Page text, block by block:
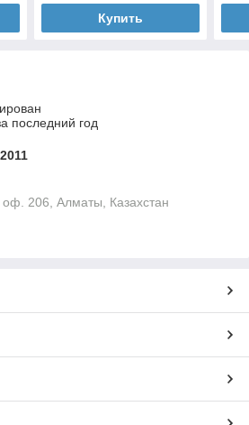
Купить
последний год
206, Алматы, Казахстан